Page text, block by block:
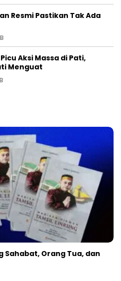
Resmi Pastikan Tak Ada
Aksi Massa di Pati,
Menguat
Sahabat, Orang Tua, dan